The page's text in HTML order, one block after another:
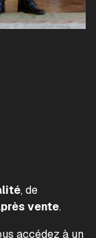
, de
vente.
accédez à un